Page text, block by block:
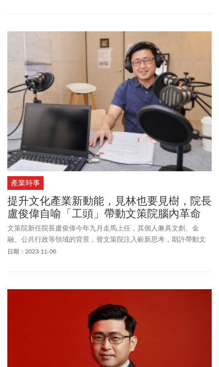
產業時事
提升文化產業新動能，見林也要見樹，院長
盧俊偉自喻「工頭」帶動文策院腦內革命
文策院新任院長盧俊偉今年九月走馬上任，其個人兼具文創、金
融、公共行政等領域的背景，替文策院注入嶄新思考，期許帶動文
化產業的新動能。
日期：2023-11-06